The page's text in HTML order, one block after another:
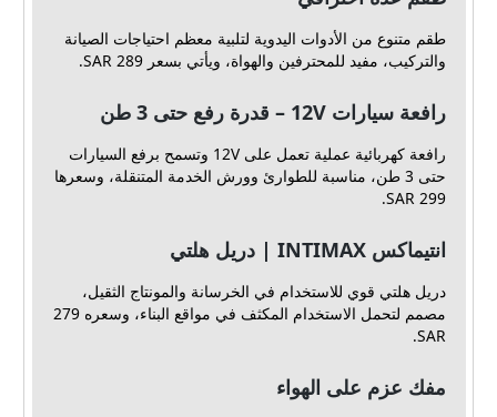
طقم متنوع من الأدوات اليدوية لتلبية معظم احتياجات الصيانة
والتركيب، مفيد للمحترفين والهواة، ويأتي بسعر 289 SAR.
رافعة سيارات 12V – قدرة رفع حتى 3 طن
رافعة كهربائية عملية تعمل على 12V وتسمح برفع السيارات
حتى 3 طن، مناسبة للطوارئ وورش الخدمة المتنقلة، وسعرها
299 SAR.
انتيماكس INTIMAX | دريل هلتي
دريل هلتي قوي للاستخدام في الخرسانة والمونتاج الثقيل،
مصمم لتحمل الاستخدام المكثف في مواقع البناء، وسعره 279
SAR.
مفك عزم على الهواء